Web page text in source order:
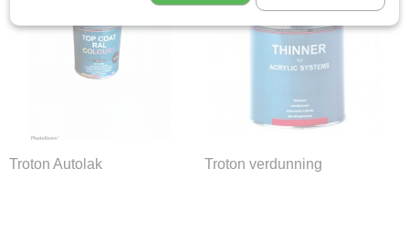
Troton Autolak Troton verdunning